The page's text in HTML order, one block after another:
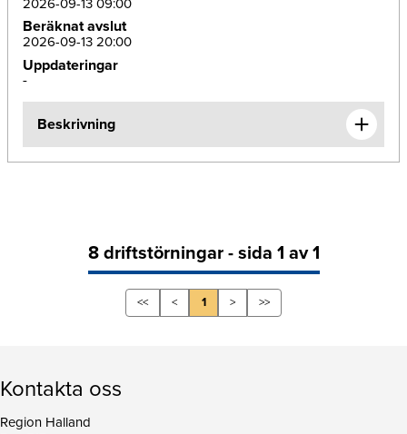
2026-09-13 09:00
Beräknat avslut
2026-09-13 20:00
Uppdateringar
-
Beskrivning
8 driftstörningar - sida 1 av 1
<< < 1 > >>
Kontakta oss
Region Halland